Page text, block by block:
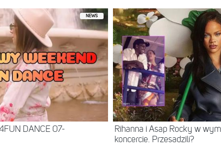
NEWS
DANCE 07-
Rihanna i Asap Rocky w
koncercie. Przesadzili?